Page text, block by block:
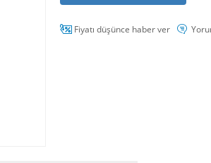
Fiyatı düşünce haber ver